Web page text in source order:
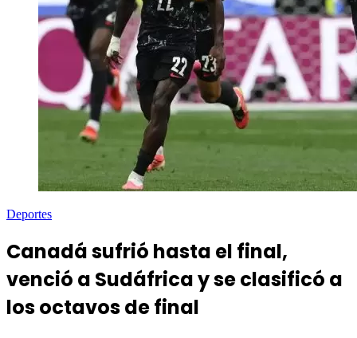
Deportes
Canadá sufrió hasta el final,
venció a Sudáfrica y se clasificó a
los octavos de final